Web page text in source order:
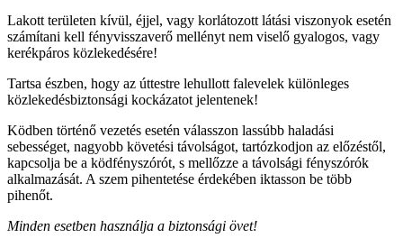
Lakott területen kívül, éjjel, vagy korlátozott látási viszonyok esetén
számítani kell fényvisszaverő mellényt nem viselő gyalogos, vagy
kerékpáros közlekedésére!
Tartsa észben, hogy az úttestre lehullott falevelek különleges
közlekedésbiztonsági kockázatot jelentenek!
Ködben történő vezetés esetén válasszon lassúbb haladási
sebességet, nagyobb követési távolságot, tartózkodjon az előzéstől,
kapcsolja be a ködfényszórót, s mellőzze a távolsági fényszórók
alkalmazását. A szem pihentetése érdekében iktasson be több
pihenőt.
Minden esetben használja a biztonsági övet!